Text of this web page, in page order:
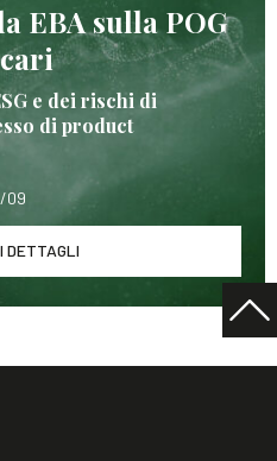
EBA sulla POG
e dei rischi di
di product
09
DETTAGLI